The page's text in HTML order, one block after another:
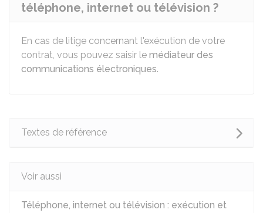
téléphone, internet ou télévision ?
En cas de litige concernant l'exécution de votre
contrat, vous pouvez saisir le médiateur des
communications électroniques.
Textes de référence
Voir aussi
Téléphone, internet ou télévision : exécution et